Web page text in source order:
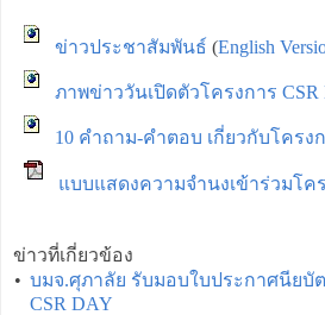
ข่าวประชาสัมพันธ์ (English
ภาพข่าววันเปิดตัวโครงการ CSR
10 คำถาม-คำตอบ เกี่ยวกับโครงก
แบบแสดงความจำนงเข้าร่วมโคร
ข่าวที่เกี่ยวข้อง
• บมจ.ศุภาลัย รับมอบใบประกาศนียบั
CSR DAY